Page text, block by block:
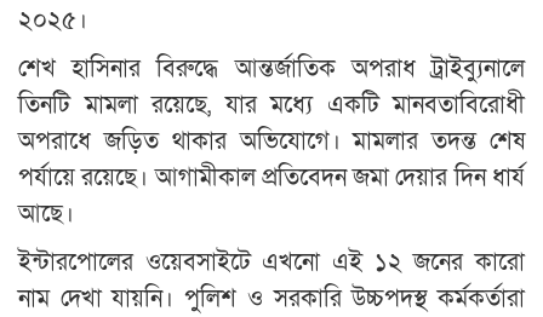
২০২৫।
শেখ হাসিনার বিরুদ্ধে আন্তর্জাতিক অপরাধ ট্রাইব্যুনালে
তিনটি মামলা রয়েছে, যার মধ্যে একটি মানবতাবিরোধী
অপরাধে জড়িত থাকার অভিযোগে। মামলার তদন্ত শেষ
পর্যায়ে রয়েছে। আগামীকাল প্রতিবেদন জমা দেয়ার দিন ধার্য
আছে।
ইন্টারপোলের ওয়েবসাইটে এখনো এই ১২ জনের কারো
নাম দেখা যায়নি। পুলিশ ও সরকারি উচ্চপদস্থ কর্মকর্তারা